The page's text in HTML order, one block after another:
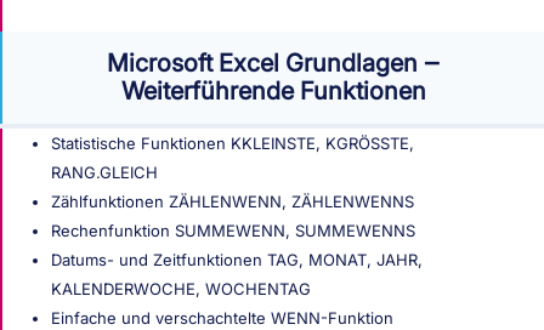
Microsoft Excel Grundlagen ‒
Weiterführende Funktionen
Statistische Funktionen KKLEINSTE, KGRÖSSTE,
RANG.GLEICH
Zählfunktionen ZÄHLENWENN, ZÄHLENWENNS
Rechenfunktion SUMMEWENN, SUMMEWENNS
Datums- und Zeitfunktionen TAG, MONAT, JAHR,
KALENDERWOCHE, WOCHENTAG
Einfache und verschachtelte WENN-Funktion